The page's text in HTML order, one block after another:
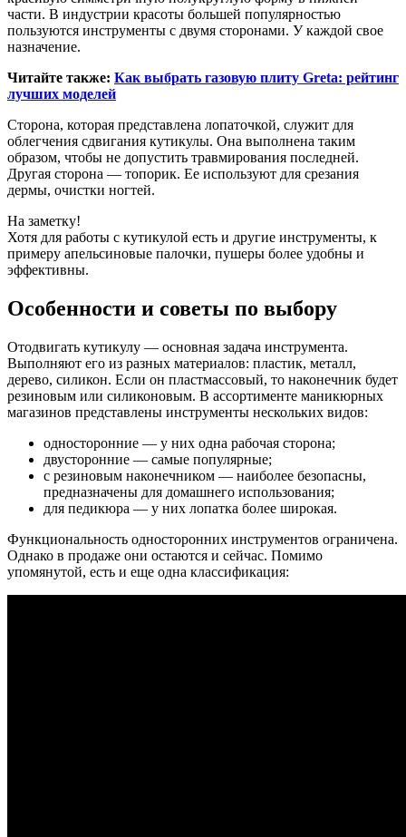
части. В индустрии красоты большей популярностью
пользуются инструменты с двумя сторонами. У каждой свое
назначение.
Читайте также: Как выбрать газовую плиту Greta: рейтинг
лучших моделей
Сторона, которая представлена лопаточкой, служит для
облегчения сдвигания кутикулы. Она выполнена таким
образом, чтобы не допустить травмирования последней.
Другая сторона — топорик. Ее используют для срезания
дермы, очистки ногтей.
На заметку!
Хотя для работы с кутикулой есть и другие инструменты, к
примеру апельсиновые палочки, пушеры более удобны и
эффективны.
Особенности и советы по выбору
Отодвигать кутикулу — основная задача инструмента.
Выполняют его из разных материалов: пластик, металл,
дерево, силикон. Если он пластмассовый, то наконечник будет
резиновым или силиконовым. В ассортименте маникюрных
магазинов представлены инструменты нескольких видов:
односторонние — у них одна рабочая сторона;
двусторонние — самые популярные;
с резиновым наконечником — наиболее безопасны,
предназначены для домашнего использования;
для педикюра — у них лопатка более широкая.
Функциональность односторонних инструментов ограничена.
Однако в продаже они остаются и сейчас. Помимо
упомянутой, есть и еще одна классификация: